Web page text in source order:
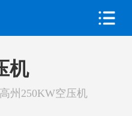
机
州250KW空压机